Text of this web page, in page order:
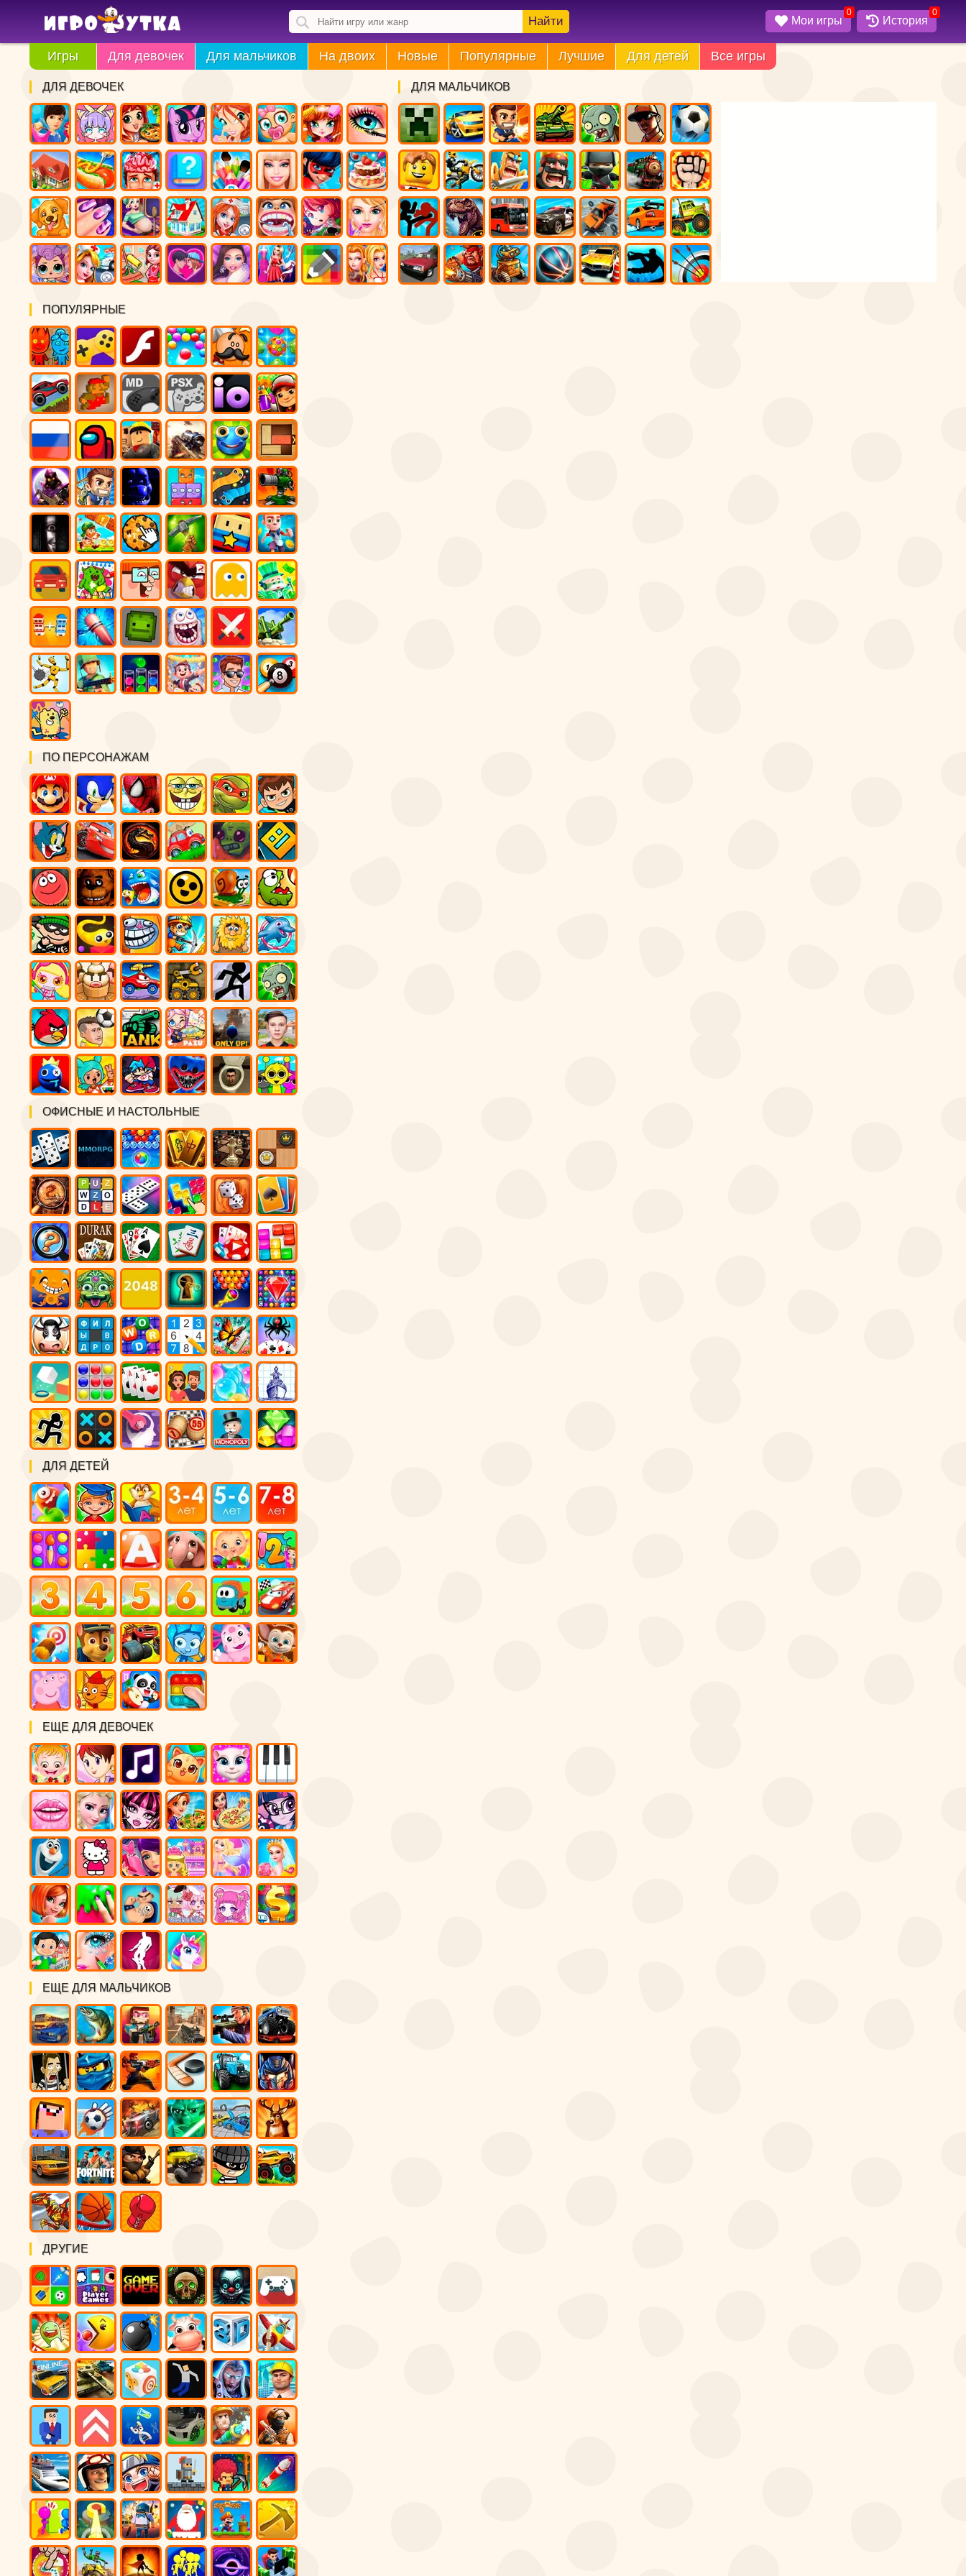
Найти Мои игры
0
История
0
Игры Для девочек Для мальчиков На двоих Новые Популярные Лучшие Для детей Все игры
ДЛЯ МАЛЬЧИКОВ
ДЛЯ ДЕВОЧЕК
ПОПУЛЯРНЫЕ
ПО ПЕРСОНАЖАМ
ОФИСНЫЕ И НАСТОЛЬНЫЕ
ДЛЯ ДЕТЕЙ
ЕЩЕ ДЛЯ ДЕВОЧЕК
ЕЩЕ ДЛЯ МАЛЬЧИКОВ
ДРУГИЕ